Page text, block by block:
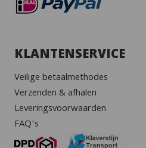
KLANTENSERVICE
Veilige betaalmethodes
Verzenden & afhalen
Leveringsvoorwaarden
FAQ’s